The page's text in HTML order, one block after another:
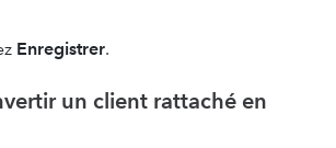
Enregistrer.
un client rattaché en